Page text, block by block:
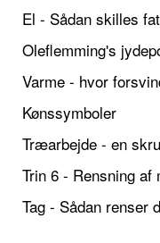
El - Sådan skilles
Oleflemming's
Varme - hvor
Kønssymboler
Træarbejde - en
Trin 6 - Rensning af
Tag - Sådan renser